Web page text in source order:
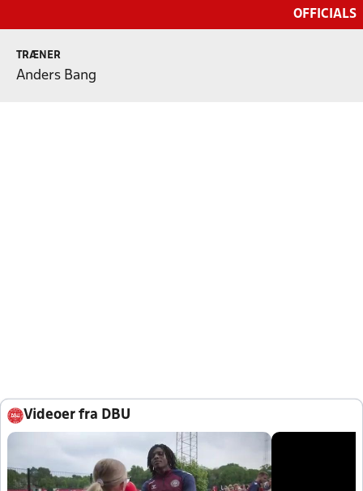
OFFICIALS
TRÆNER
Anders Bang
Videoer fra DBU